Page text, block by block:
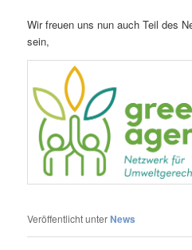
Wir freuen uns nun auch Teil des
sein,
Veröffentlicht unterNews